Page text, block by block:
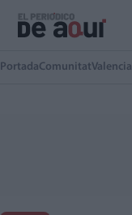
PortadaComunitatValencia